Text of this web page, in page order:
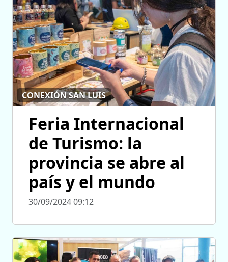
CONEXIÓN SAN LUIS
Feria Internacional
de Turismo: la
provincia se abre al
país y el mundo
30/09/2024 09:12